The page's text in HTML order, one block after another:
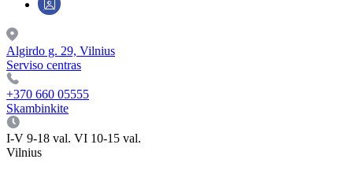
Algirdo g. 29, Vilnius
Serviso centras
+370 660 05555
Skambinkite
I-V 9-18 val. VI 10-15 val.
Vilnius